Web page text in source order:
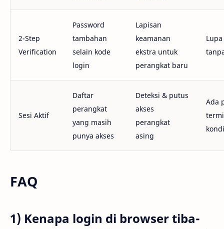
2-Step
Verification
Password
tambahan
selain kode
login
Lapisan
keamanan
ekstra untuk
perangkat baru
Sesi Aktif
Daftar
perangkat
yang masih
punya akses
Deteksi & putus
akses
perangkat
asing
Ada
FAQ
1) Kenapa login di browser tiba-